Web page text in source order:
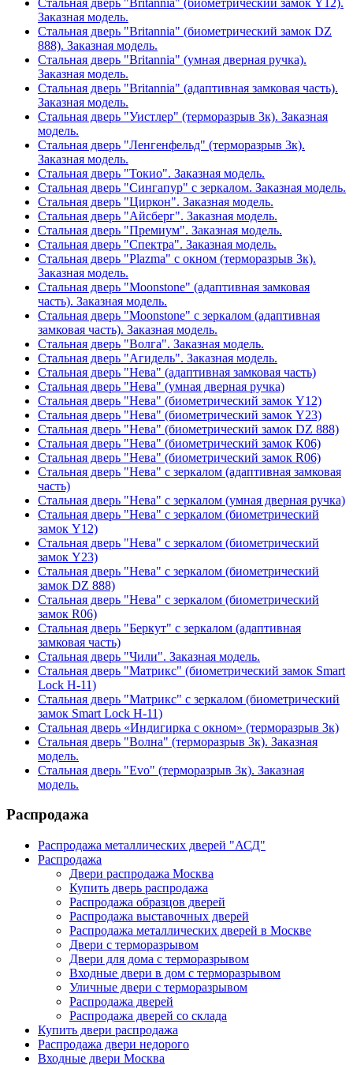
Заказная модель.
Стальная дверь "Britannia" (биометрический замок DZ
888). Заказная модель.
Стальная дверь "Britannia" (умная дверная ручка).
Заказная модель.
Стальная дверь "Britannia" (адаптивная замковая часть).
Заказная модель.
Стальная дверь "Уистлер" (терморазрыв 3к). Заказная
модель.
Стальная дверь "Ленгенфельд" (терморазрыв 3к).
Заказная модель.
Стальная дверь "Токио". Заказная модель.
Стальная дверь "Сингапур" с зеркалом. Заказная модель.
Стальная дверь "Циркон". Заказная модель.
Стальная дверь "Айсберг". Заказная модель.
Стальная дверь "Премиум". Заказная модель.
Стальная дверь "Спектра". Заказная модель.
Стальная дверь "Plazma" с окном (терморазрыв 3к).
Заказная модель.
Стальная дверь "Moonstone" (адаптивная замковая
часть). Заказная модель.
Стальная дверь "Moonstone" с зеркалом (адаптивная
замковая часть). Заказная модель.
Стальная дверь "Волга". Заказная модель.
Стальная дверь "Агидель". Заказная модель.
Стальная дверь "Нева" (адаптивная замковая часть)
Стальная дверь "Нева" (умная дверная ручка)
Стальная дверь "Нева" (биометрический замок Y12)
Стальная дверь "Нева" (биометрический замок Y23)
Стальная дверь "Нева" (биометрический замок DZ 888)
Стальная дверь "Нева" (биометрический замок К06)
Стальная дверь "Нева" (биометрический замок R06)
Стальная дверь "Нева" с зеркалом (адаптивная замковая
часть)
Стальная дверь "Нева" с зеркалом (умная дверная ручка)
Стальная дверь "Нева" с зеркалом (биометрический
замок Y12)
Стальная дверь "Нева" с зеркалом (биометрический
замок Y23)
Стальная дверь "Нева" с зеркалом (биометрический
замок DZ 888)
Стальная дверь "Нева" с зеркалом (биометрический
замок R06)
Стальная дверь "Беркут" с зеркалом (адаптивная
замковая часть)
Стальная дверь "Чили". Заказная модель.
Стальная дверь "Матрикс" (биометрический замок Smart
Lock H-11)
Стальная дверь "Матрикс" с зеркалом (биометрический
замок Smart Lock H-11)
Стальная дверь «Индигирка с окном» (терморазрыв 3к)
Стальная дверь "Волна" (терморазрыв 3к). Заказная
модель.
Стальная дверь "Evo" (терморазрыв 3к). Заказная
модель.
Распродажа
Распродажа металлических дверей "АСД"
Распродажа
Двери распродажа Москва
Купить дверь распродажа
Распродажа образцов дверей
Распродажа выставочных дверей
Распродажа металлических дверей в Москве
Двери с терморазрывом
Двери для дома с терморазрывом
Входные двери в дом с терморазрывом
Уличные двери с терморазрывом
Распродажа дверей
Распродажа дверей со склада
Купить двери распродажа
Распродажа двери недорого
Входные двери Москва